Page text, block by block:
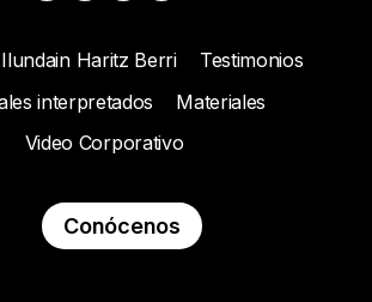
Haritz Berri
Testimonios
interpretados
Materiales
Video Corporativo
Conócenos